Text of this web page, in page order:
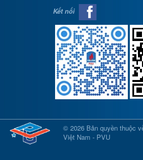
Kết nối
© 2026 Bản quyền thuộc
Việt Nam - PVU